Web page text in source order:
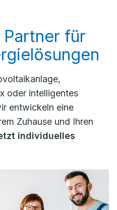
für
oder intelligentes
entwickeln eine
Zuhause und Ihren
individuelles